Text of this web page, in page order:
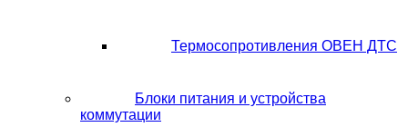
Термосопротивления ОВЕН ДТС
Блоки питания и устройства
коммутации